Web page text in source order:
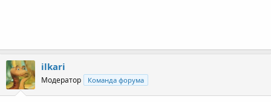
ilkari
Модератор Команда форума